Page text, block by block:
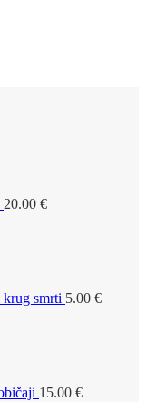
20.00 €
smrti 5.00 €
15.00 €